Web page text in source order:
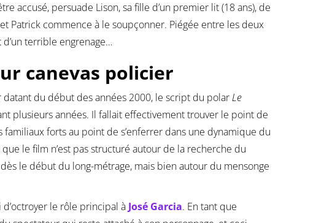
accusé, persuade Lison, sa fille d’un premier lit (18 ans), de
Patrick commence à le soupçonner. Piégée entre les deux
terrible engrenage…
canevas policier
datant du début des années 2000, le script du polarLe
plusieurs années. Il fallait effectivement trouver le point de
forts au point de s’enferrer dans une dynamique du
le film n’est pas structuré autour de la recherche du
le début du long-métrage, mais bien autour du mensonge
d’octroyer le rôle principal à José Garcia. En tant que